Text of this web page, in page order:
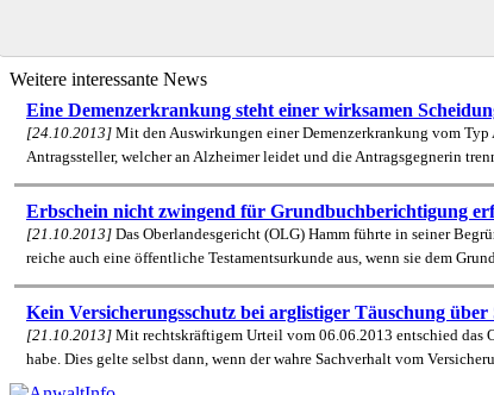
Weitere interessante News
Eine Demenzerkrankung steht einer wirksamen
[24.10.2013] Mit den Auswirkungen einer Demenzerkrankung vom
Antragssteller, welcher an Alzheimer leidet und die Antragsgegnerin
Erbschein nicht zwingend für Grundbuchberichtigung
[21.10.2013] Das Oberlandesgericht (OLG) Hamm führte in seiner
reiche auch eine öffentliche Testamentsurkunde aus, wenn sie dem
Kein Versicherungsschutz bei arglistiger Täuschung über
[21.10.2013] Mit rechtskräftigem Urteil vom 06.06.2013 entschied das
habe. Dies gelte selbst dann, wenn der wahre Sachverhalt vom